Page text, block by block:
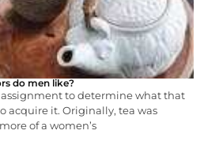
do men like?
assignment to determine what that
acquire it. Originally, tea was
of a women’s